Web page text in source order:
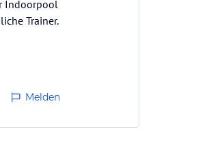
Indoorpool
Trainer.
Melden